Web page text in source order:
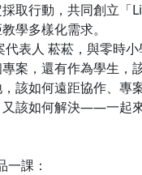
取行動，共同創立「
學多樣化需求。
表人 菘菘，與零時
案，還有作為學生，
該如何遠距協作、專
又該如何解決——一起
課：